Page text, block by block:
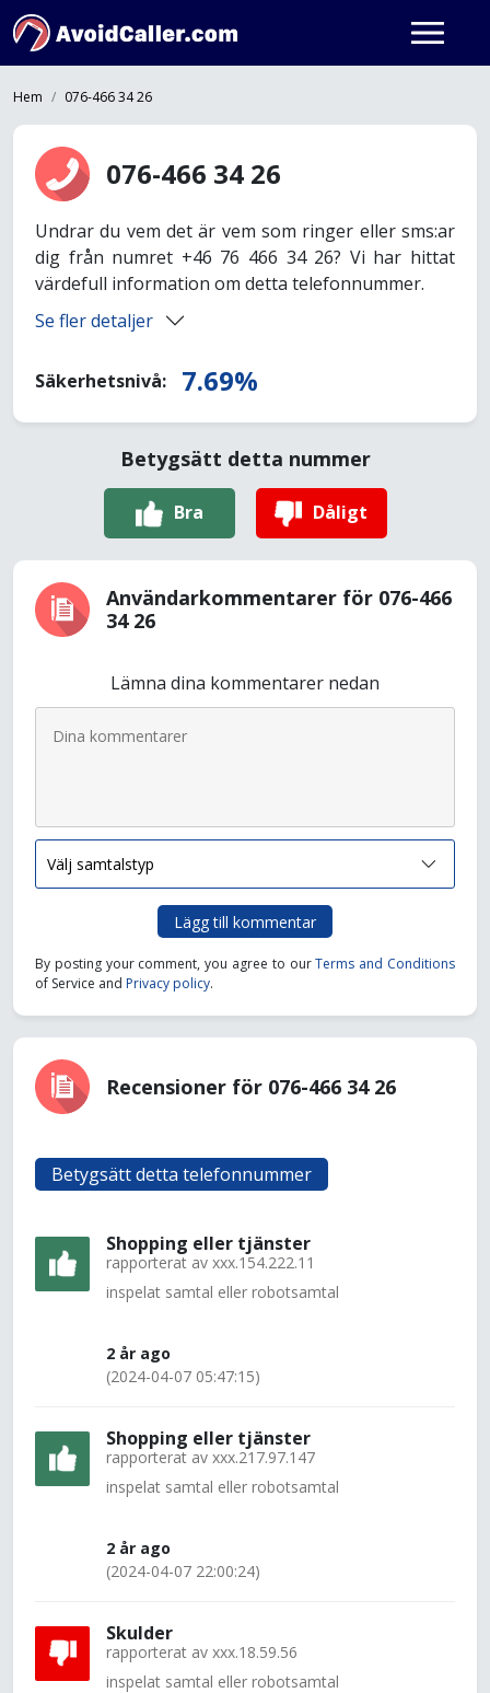
Hem 076-466 34 26
076-466 34 26
Undrar du vem det är vem som ringer eller sms:ar
dig från numret +46 76 466 34 26? Vi har hittat
värdefull information om detta telefonnummer.
Se fler detaljer
Säkerhetsnivå: 7.69%
Betygsätt detta nummer
Bra Dåligt
Användarkommentarer för 076-466
34 26
Lämna dina kommentarer nedan
Lägg till kommentar
By posting your comment, you agree to ourTerms and Conditions
of Service and Privacy policy.
Recensioner för 076-466 34 26
Betygsätt detta telefonnummer
Shopping eller tjänster
rapporterat av xxx.154.222.11
inspelat samtal eller robotsamtal
2 år ago
(2024-04-07 05:47:15)
Shopping eller tjänster
rapporterat av xxx.217.97.147
inspelat samtal eller robotsamtal
2 år ago
(2024-04-07 22:00:24)
Skulder
rapporterat av xxx.18.59.56
inspelat samtal eller robotsamtal